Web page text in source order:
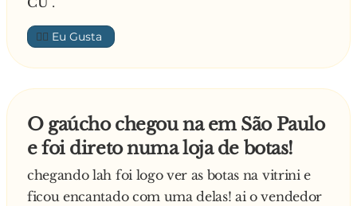
👍🏼
O gaúcho chegou na em São Paulo
e foi direto numa loja de botas!
chegando lah foi logo ver as botas na vitrini e
ficou encantado com uma delas! ai o vendedor